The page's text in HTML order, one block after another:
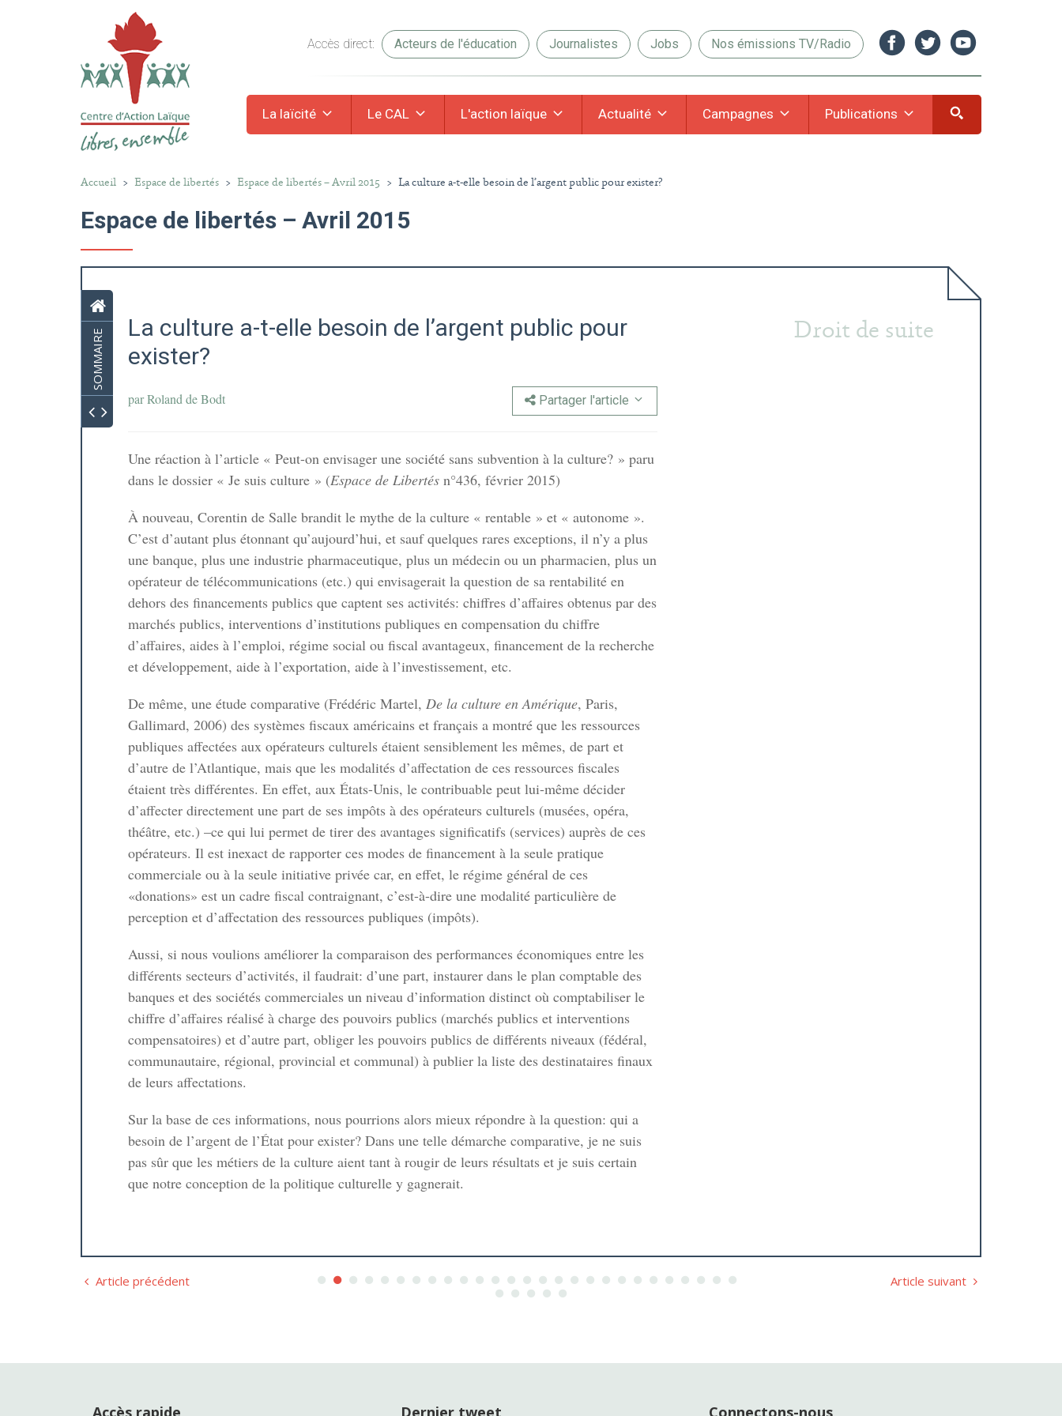
Accès direct: Acteurs de l'éducation Journalistes Jobs Nos émissions TV/Radio
La laïcité Le CAL L'action laïque Actualité Campagnes Publications
Accueil > Espace de libertés > Espace de libertés – Avril 2015 > La culture a-t-elle besoin de l’argent public pour exister?
Espace de libertés – Avril 2015
SOMMAIRE
La culture a-t-elle besoin de l’argent public pour
exister?
parRoland de Bodt Partager l'article
Droit de suite
Une réaction à l’article « Peut-on envisager une société sans subvention à la culture? » paru
dans le dossier « Je suis culture » (Espace de Libertés n°436, février 2015)
À nouveau, Corentin de Salle brandit le mythe de la culture « rentable » et « autonome ».
C’est d’autant plus étonnant qu’aujourd’hui, et sauf quelques rares exceptions, il n’y a plus
une banque, plus une industrie pharmaceutique, plus un médecin ou un pharmacien, plus un
opérateur de télécommunications (etc.) qui envisagerait la question de sa rentabilité en
dehors des financements publics que captent ses activités: chiffres d’affaires obtenus par des
marchés publics, interventions d’institutions publiques en compensation du chiffre
d’affaires, aides à l’emploi, régime social ou fiscal avantageux, financement de la recherche
et développement, aide à l’exportation, aide à l’investissement, etc.
De même, une étude comparative (Frédéric Martel, De la culture en Amérique, Paris,
Gallimard, 2006) des systèmes fiscaux américains et français a montré que les ressources
publiques affectées aux opérateurs culturels étaient sensiblement les mêmes, de part et
d’autre de l’Atlantique, mais que les modalités d’affectation de ces ressources fiscales
étaient très différentes. En effet, aux États-Unis, le contribuable peut lui-même décider
d’affecter directement une part de ses impôts à des opérateurs culturels (musées, opéra,
théâtre, etc.) –ce qui lui permet de tirer des avantages significatifs (services) auprès de ces
opérateurs. Il est inexact de rapporter ces modes de financement à la seule pratique
commerciale ou à la seule initiative privée car, en effet, le régime général de ces
«donations» est un cadre fiscal contraignant, c’est-à-dire une modalité particulière de
perception et d’affectation des ressources publiques (impôts).
Aussi, si nous voulions améliorer la comparaison des performances économiques entre les
différents secteurs d’activités, il faudrait: d’une part, instaurer dans le plan comptable des
banques et des sociétés commerciales un niveau d’information distinct où comptabiliser le
chiffre d’affaires réalisé à charge des pouvoirs publics (marchés publics et interventions
compensatoires) et d’autre part, obliger les pouvoirs publics de différents niveaux (fédéral,
communautaire, régional, provincial et communal) à publier la liste des destinataires finaux
de leurs affectations.
Sur la base de ces informations, nous pourrions alors mieux répondre à la question: qui a
besoin de l’argent de l’État pour exister? Dans une telle démarche comparative, je ne suis
pas sûr que les métiers de la culture aient tant à rougir de leurs résultats et je suis certain
que notre conception de la politique culturelle y gagnerait.
Article précédent Article suivant
Accès rapide Dernier tweet Connectons-nous